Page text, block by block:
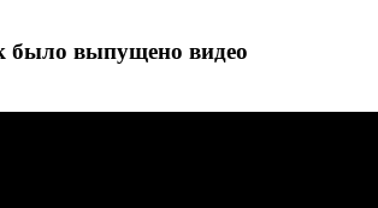
было выпущено видео